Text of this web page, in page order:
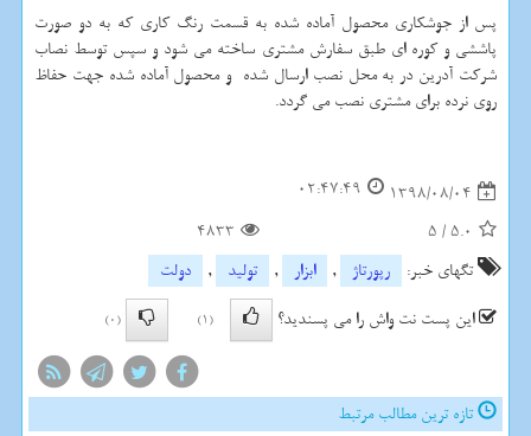
پس از جوشکاری محصول آماده شده به قسمت رنگ کاری که به دو صورت
پاششی و کوره ای طبق سفارش مشتری ساخته می شود و سپس توسط نصاب
شرکت آدرین در به محل نصب ارسال شده و محصول آماده شده جهت حفاظ
روی نرده برای مشتری نصب می گردد.
1398/08/04
02:47:49
5.0
/
5
4833
تگهای خبر:
رپورتاژ , ابزار , تولید ,
دولت
این پست نت واش را می پسندید؟
(1)
(0)
تازه ترین مطالب مرتبط